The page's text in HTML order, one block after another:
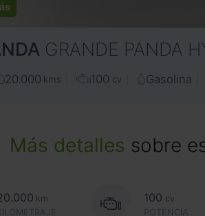
GRANDE PANDA
20.000 kms 100 cv Gasolina
Más detalles sobre
km
100 cv
POTENCIA